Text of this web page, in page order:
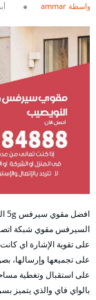
بواسطة ammar
السيرفس مقوي شبكة
على تقوية الإشارة اي
على تجميعها وإرسالها،
على استقبال وتغطية
بالواي فاي والذي يتميز